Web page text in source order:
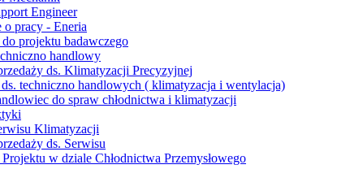
Engineer
o pracy - Eneria
projektu badawczego
handlowy
ds. Klimatyzacji Precyzyjnej
ds. techniczno handlowych ( klimatyzacja i wentylacja)
do spraw chłodnictwa i klimatyzacji
Klimatyzacji
ds. Serwisu
w dziale Chłodnictwa Przemysłowego